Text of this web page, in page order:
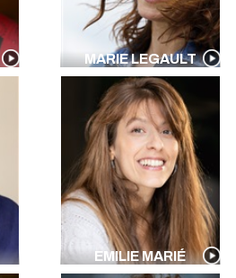
MARIE LEGAULT
EMILIE MARIÉ